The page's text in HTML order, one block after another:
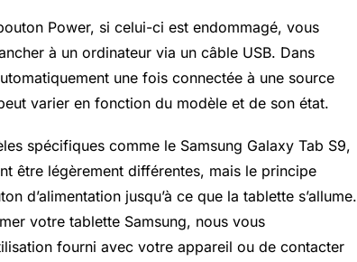
Power, si celui-ci est endommagé, vous
à un ordinateur via un câble USB. Dans
une fois connectée à une source
varier en fonction du modèle et de son état.
spécifiques comme le Samsung Galaxy Tab S9,
être légèrement différentes, mais le principe
d’alimentation jusqu’à ce que la tablette s’allume.
votre tablette Samsung, nous vous
fourni avec votre appareil ou de contacter